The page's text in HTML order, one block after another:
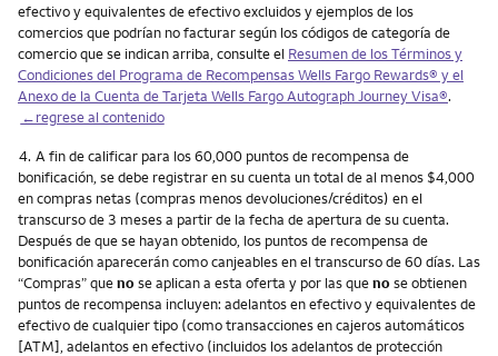
efectivo y equivalentes de efectivo excluidos y ejemplos de los
comercios que podrían no facturar según los códigos de categoría de
comercio que se indican arriba, consulte el Resumen de los Términos y
Condiciones del Programa de Recompensas Wells Fargo Rewards® y el
Anexo de la Cuenta de Tarjeta Wells Fargo Autograph Journey Visa®.
←regrese al contenido
Nota
4. A fin de calificar para los 60,000 puntos de recompensa de
bonificación, se debe registrar en su cuenta un total de al menos $4,000
en compras netas (compras menos devoluciones/créditos) en el
transcurso de 3 meses a partir de la fecha de apertura de su cuenta.
Después de que se hayan obtenido, los puntos de recompensa de
bonificación aparecerán como canjeables en el transcurso de 60 días. Las
“Compras” quenose aplican a esta oferta y por las quenose obtienen
puntos de recompensa incluyen: adelantos en efectivo y equivalentes de
efectivo de cualquier tipo (como transacciones en cajeros automáticos
[ATM], adelantos en efectivo (incluidos los adelantos de protección